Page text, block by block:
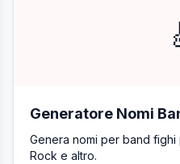
Generatore Nomi
Genera nomi per band
Rock e altro.